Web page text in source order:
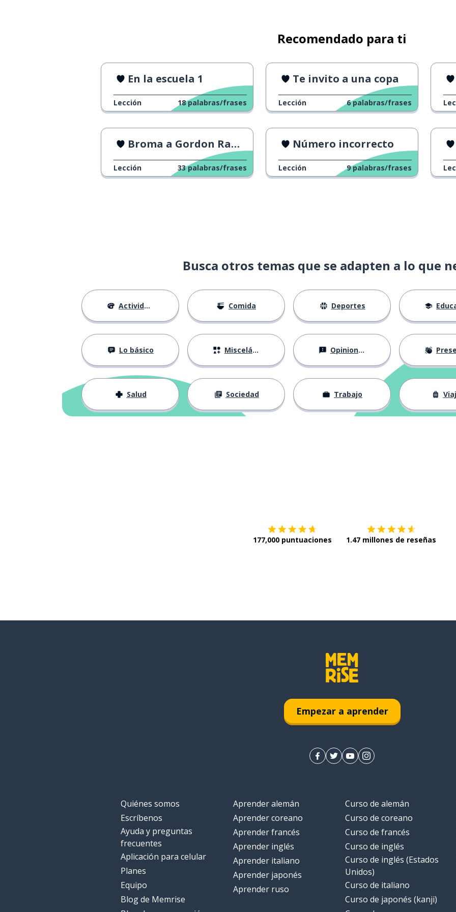
Recomendado para ti
En la escuela 1
Lección 18 palabras/frases
Te invito a una copa
Lección 6 palabras/frases
Broma a Gordon Ramsay
Lección 33 palabras/frases
Número incorrecto
Lección 9 palabras/frases
Busca otros temas que se adapten a lo que
Actividades Comida Deportes
Lo básico Misceláneo Opiniones
Salud Sociedad Trabajo
177,000 puntuaciones 1.47 millones de reseñas
Empezar a aprender
Quiénes somos
Escríbenos
Ayuda y preguntas
frecuentes
Aplicación para celular
Planes
Equipo
Blog de Memrise
Aprender alemán
Aprender coreano
Aprender francés
Aprender inglés
Aprender italiano
Aprender japonés
Aprender ruso
Curso de alemán
Curso de coreano
Curso de francés
Curso de inglés
Curso de inglés (Estados
Unidos)
Curso de italiano
Curso de japonés (kanji)